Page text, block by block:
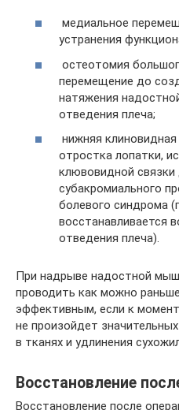
медиальное
устранения
остеотомия
перемещение до
натяжения
отведения плеча;
нижняя
отростка лопатки,
клювовидной связки
субакромиального
болевого синдрома
восстанавливается
отведения плеча).
При надрыве надостной
проводить как можно
эффективным, если к
не произойдет
в тканях и удлинения
Восстановление
Восстановление после